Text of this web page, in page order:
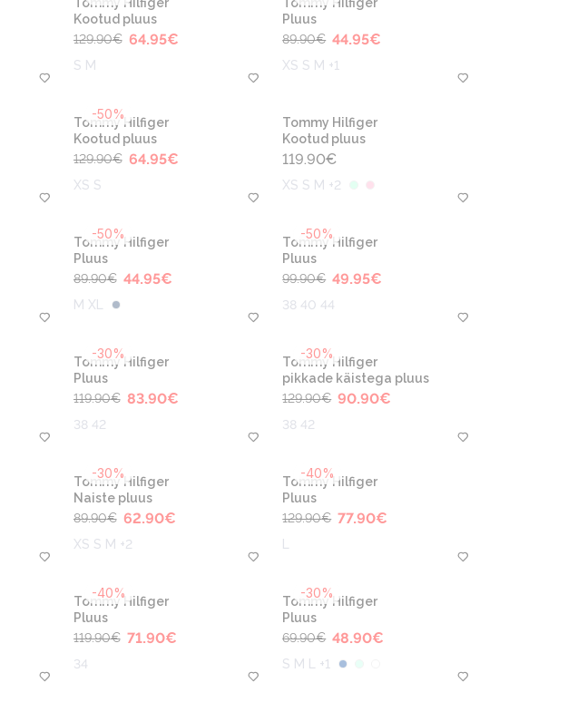
Kootud pluus
129.90€ 64.95€
S M
Pluus
89.90€ 44.95€
XS S M +1
-50%
Tommy Hilfiger
Kootud pluus
129.90€ 64.95€
XS S
Tommy Hilfiger
Kootud pluus
119.90€
XS S M +2
-50%
Tommy Hilfiger
Pluus
89.90€ 44.95€
M XL
-50%
Tommy Hilfiger
Pluus
99.90€ 49.95€
38 40 44
-30%
Tommy Hilfiger
Pluus
119.90€ 83.90€
38 42
-30%
Tommy Hilfiger
pikkade käistega pluus
129.90€ 90.90€
38 42
-30%
Tommy Hilfiger
Naiste pluus
89.90€ 62.90€
XS S M +2
-40%
Tommy Hilfiger
Pluus
129.90€ 77.90€
-40%
Tommy Hilfiger
Pluus
119.90€ 71.90€
34
-30%
Tommy Hilfiger
Pluus
69.90€ 48.90€
S M L +1